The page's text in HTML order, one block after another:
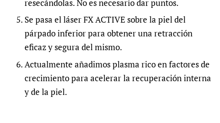
resecándolas. No es necesario dar puntos.
Se pasa el láser FX ACTIVE sobre la piel del
párpado inferior para obtener una retracción
eficaz y segura del mismo.
Actualmente añadimos plasma rico en factores de
crecimiento para acelerar la recuperación interna
y de la piel.